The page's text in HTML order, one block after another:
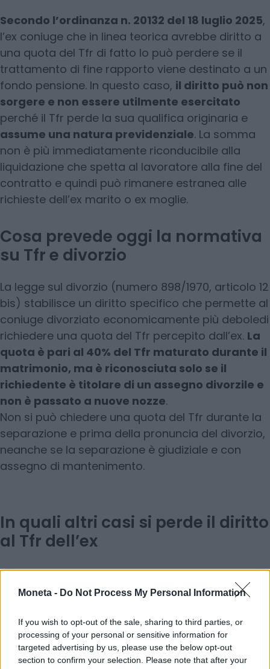
Moneta - Do Not Process My Personal Information
If you wish to opt-out of the sale, sharing to third parties, or
processing of your personal or sensitive information for
targeted advertising by us, please use the below opt-out
section to confirm your selection. Please note that after your
Secondo l’ordinanza n. 20132 del 18 luglio 2025,
l’ex coniuge che in linea teorica avrebbe diritto a
una quota del Tfr di fatto lo può perdere se il
trattamento di fine rapporto viene destinato a un
fondo pensione. In questo caso, il diritto può non
sorgere e non essere utilmente esercitato
perché il Tfr perde la sua qualifica originaria e
assume una natura previdenziale. La somma
non è più immediatamente riconducibile alla
liquidazione che spetta al lavoratore alla fine del
contratto e quindi può rimanere estranea alle
richieste dell’ex marito o ex moglie.
Cosa prevede oggi la normativa
su Tfr e divorzio
La legge sul divorzio (numero 898/1970, articolo 12
bis) stabilisce un diritto specifico che permette al
coniuge divorziato economicamente più deboledi
richiedere una quota del Tfr percepito dall’ex. La
quota è pari al 40% del Tfr maturato durante il
matrimonio, ma è riconosciuta solo se il
richiedente è titolare di un assegno divorzile e
non è passato a nuove nozze.
Non si può chiedere una quota del Tfr durante la
separazione e prima della pronuncia del divorzio,
neanche se la separazione è giudiziale e con
assegno di mantenimento.
In quali altri casi si perde il diritto
al Tfr dell’ex
Ci sono comunque anche altri casi specifici, oltre
a quello del conferimento in unfondo pensione
dell’ex coniuge:
Se il coniuge beneficiario si è risposato